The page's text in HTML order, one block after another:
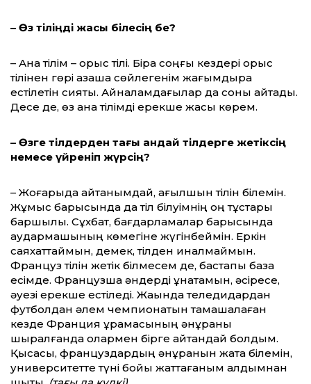
– Өз тіліңді жақсы білесің бе?
– Ана тілім – орыс тілі. Бірақ соңғы кездері орыс
тілінен гөрі қазақша сөйлегенім жағымдырақ
естілетін сияқты. Айналамдағылар да соны айтады.
Десе де, өз ана тілімді ерекше жақсы көрем.
– Өзге тілдерден тағы қандай тілдерге жетіксің
немесе үйреніп жүрсің?
– Жоғарыда айтқанымдай, ағылшын тілін білемін.
Жұмыс барысында да тіл білуімнің оң тұстары
баршылық. Сұхбат, бағдарламалар барысында
аудармашының көмегіне жүгінбеймін. Еркін
саяхаттаймын, демек, тілден қиналмаймын.
Француз тілін жетік білмесем де, бастапқы база
есімде. Французша әндерді ұнатамын, әсіресе,
әуезі ерекше естіледі. Жақында теледидардан
футболдан әлем чемпионатын тамашалаған
кезде Франция құрамасының әнұраны
шырқалғанда олармен бірге айтқандай болдым.
Қысқасы, француздардың әнұранын жатқа білемін,
университетте түні бойы жаттағаным алдымнан